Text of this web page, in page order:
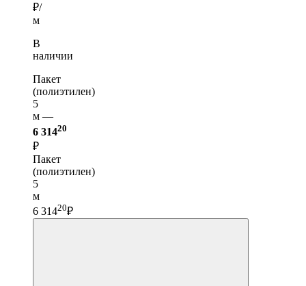
₽/
м
В
наличии
Пакет
(полиэтилен)
5
м —
6 31420
₽
Пакет
(полиэтилен)
5
м
6 31420₽